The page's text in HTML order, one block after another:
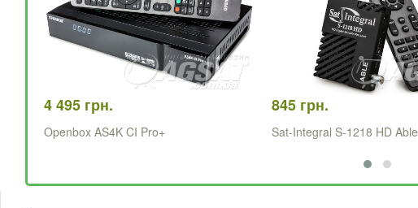
4 495 грн.
Openbox AS4K CI Pro+
845 грн.
Sat-Integral S-1218 HD Able